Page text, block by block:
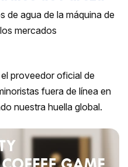
agua de la máquina de
mercados
proveedor oficial de
fuera de línea en
nuestra huella global.